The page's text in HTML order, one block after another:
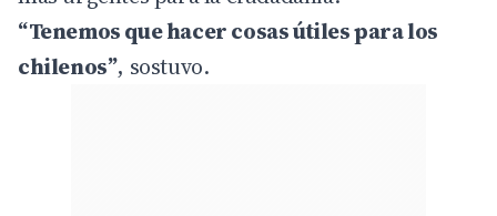
“Tenemos que hacer cosas útiles para los
chilenos”, sostuvo.